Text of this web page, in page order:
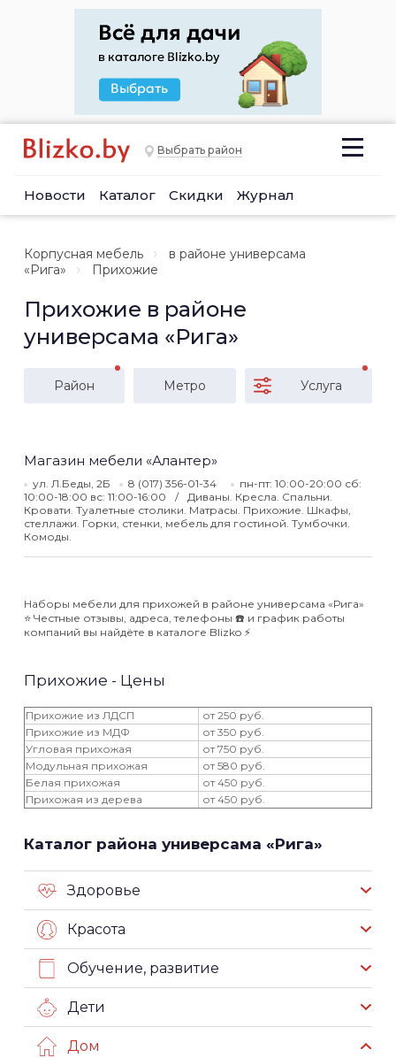
Выбрать район
Новости Каталог Скидки Журнал
Корпусная мебель
в районе универсама
«Рига»
Прихожие
Прихожие в районе
универсама «Рига»
Район Метро Услуга
Магазин мебели «Алантер»
ул. Л.Беды, 2Б 8 (017) 356-01-34
пн-пт: 10:00-20:00 сб:
10:00-18:00 вс: 11:00-16:00
Диваны. Кресла. Спальни.
Кровати. Туалетные столики. Матрасы. Прихожие. Шкафы,
стеллажи. Горки, стенки, мебель для гостиной. Тумбочки.
Комоды.
Наборы мебели для прихожей в районе универсама «Рига»
⭐️ Честные отзывы, адреса, телефоны ☎️ и график работы
компаний вы найдёте в каталоге Blizko ⚡️
Прихожие - Цены
Прихожие из ЛДСП
от 250 руб.
Прихожие из МДФ
от 350 руб.
Угловая прихожая
от 750 руб.
Модульная прихожая
от 580 руб.
Белая прихожая
от 450 руб.
Прихожая из дерева
от 450 руб.
Каталог района универсама «Рига»
Здоровье
Красота
Обучение, развитие
Дети
Дом